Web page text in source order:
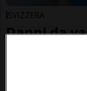
SVIZZERA
Danni da